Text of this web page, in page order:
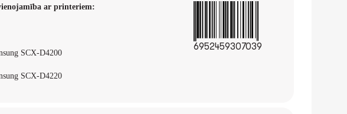
ar printeriem:
SCX-D4200
SCX-D4220
6952459307039